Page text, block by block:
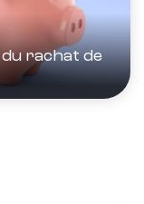
rachat de